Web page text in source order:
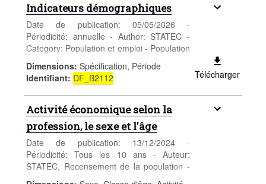
Indicateurs démographiques
Date de publication: 05/05/2026 -
Périodicité: annuelle - Author: STATEC -
Category: Population et emploi - Population
- Keywords: naissance, indicateur
conjoncturel de fécondité, espérance de
vie, taux de mortalité infantile, indicateur de
primonuptialité, indicateur de divortialité,
démographie
Dimensions: Spécification, Période
Identifiant: DF_B2112 Télécharger
Activité économique selon la
profession, le sexe et l'âge
Date de publication: 13/12/2024 -
Périodicité: Tous les 10 ans - Auteur:
STATEC, Recensement de la population -
Catégorie: Population et emploi -